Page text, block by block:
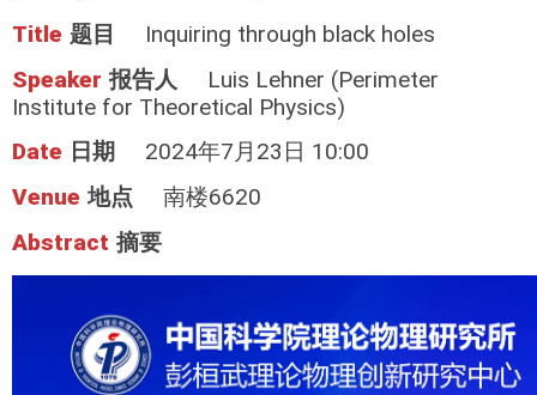
Title 题目
Inquiring through black holes
Speaker 报告人
Luis Lehner (Perimeter
Institute for Theoretical Physics)
Date 日期
2024年7月23日 10:00
Venue 地点
南楼6620
Abstract 摘要